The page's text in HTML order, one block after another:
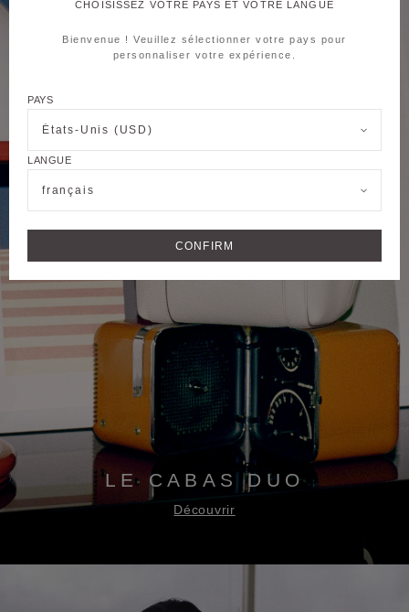
LE CABAS DUO
Découvrir
CHOISISSEZ VOTRE PAYS ET VOTRE LANGUE
Bienvenue ! Veuillez sélectionner votre pays pour
personnaliser votre expérience.
PAYS
États-Unis (USD)
LANGUE
français
CONFIRM